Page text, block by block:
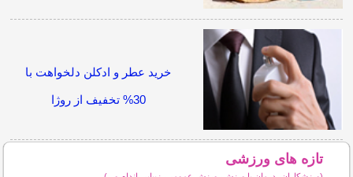
خرید عطر و ادکلن دلخواهت با
30% تخفیف از روژا
تازه های ورزشی